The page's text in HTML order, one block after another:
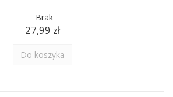
Brak
27,99 zł
Do koszyka